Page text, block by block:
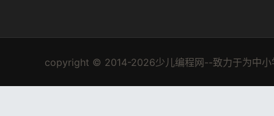
copyright © 2014-2026少儿编程网--致力于为中小